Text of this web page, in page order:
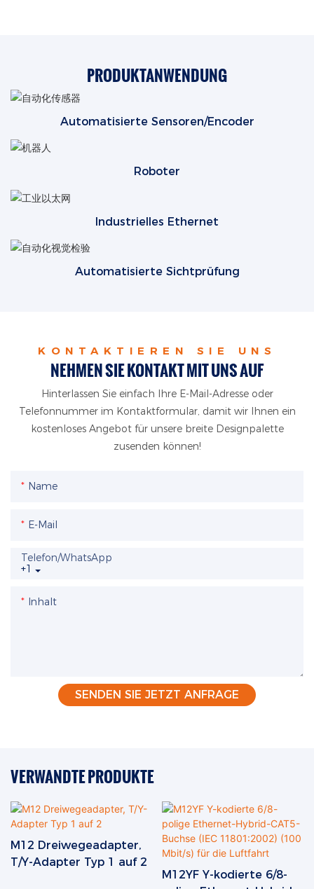
PRODUKTANWENDUNG
Automatisierte Sensoren/Encoder
Roboter
Industrielles Ethernet
Automatisierte Sichtprüfung
KONTAKTIEREN SIE UNS
NEHMEN SIE KONTAKT MIT UNS AUF
Hinterlassen Sie einfach Ihre E-Mail-Adresse oder
Telefonnummer im Kontaktformular, damit wir Ihnen ein
kostenloses Angebot für unsere breite Designpalette
zusenden können!
Name
E-Mail
+1
Telefon/WhatsApp
Inhalt
SENDEN SIE JETZT ANFRAGE
VERWANDTE PRODUKTE
M12 Dreiwegeadapter,
T/Y-Adapter Typ 1 auf 2
M12YF Y-kodierte 6/8-